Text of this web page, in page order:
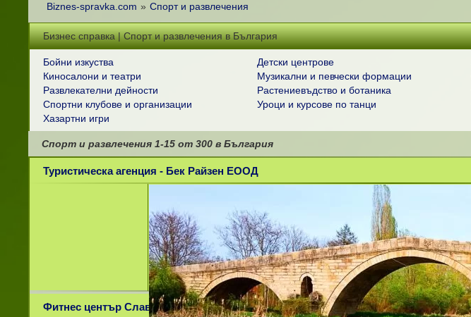
Biznes-spravka.com » Спорт и развлечения
Бизнес справка | Спорт и развлечения в България
Бойни изкуства Детски центрове
Киносалони и театри
Музикални и певчески формации
Развлекателни дейности
Растениевъдство и ботаника
Спортни клубове и организации
Уроци и курсове по танци
Хазартни игри
Спорт и развлечения1-15 от300 в България
Туристическа агенция - Бек Райзен ЕООД
Фитнес център Славия Спортес